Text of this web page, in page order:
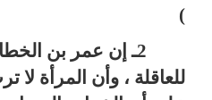
)
2ـ إن
عمر بن
للعاقلة ، وأن المرأة لا